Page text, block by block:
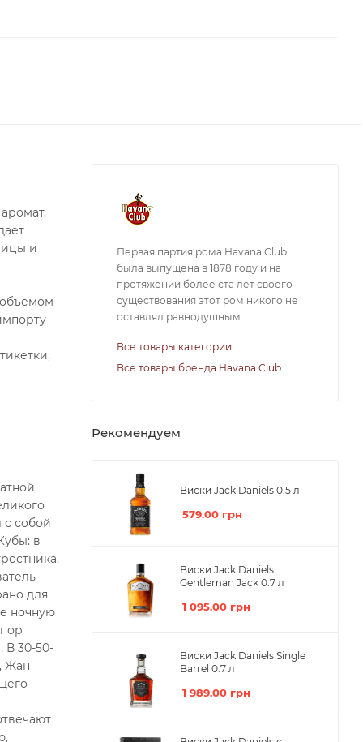
и
с собой
в
для
ночную
В 30-50-
Жан
Первая партия рома Havana Club
была выпущена в 1878 году и на
протяжении более ста лет своего
существования этот ром никого не
оставлял равнодушным.
Все товары категории
Все товары бренда Havana Club
Рекомендуем
Виски Jack Daniels 0.5 л
579.00 грн
Виски Jack Daniels
Gentleman Jack 0.7 л
1 095.00 грн
Виски Jack Daniels Single
Barrel 0.7 л
1 989.00 грн